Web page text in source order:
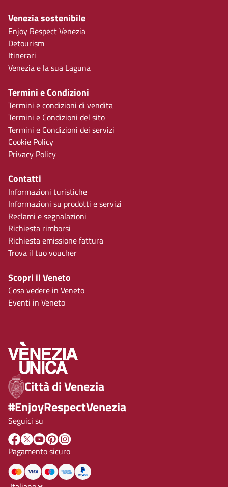
Venezia sostenibile
Enjoy Respect Venezia
Detourism
Itinerari
Venezia e la sua Laguna
Termini e Condizioni
Termini e condizioni di vendita
Termini e Condizioni del sito
Termini e Condizioni dei servizi
Cookie Policy
Privacy Policy
Contatti
Informazioni turistiche
Informazioni su prodotti e servizi
Reclami e segnalazioni
Richiesta rimborsi
Richiesta emissione fattura
Trova il tuo voucher
Scopri il Veneto
Cosa vedere in Veneto
Eventi in Veneto
Città di Venezia
#EnjoyRespectVenezia
Seguici su
Pagamento sicuro